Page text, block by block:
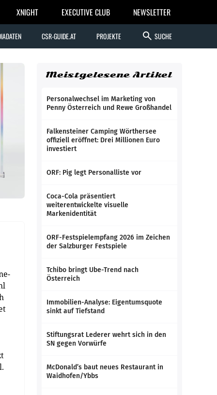
XNIGHT EXECUTIVE CLUB NEWSLETTER
CSR-GUIDE.AT PROJEKTE search SUCHE
Meistgelesene Artikel
Personalwechsel im Marketing von
Penny Österreich und Rewe Großhandel
Falkensteiner Camping Wörthersee
offiziell eröffnet: Drei Millionen Euro
investiert
ORF: Pig legt Personalliste vor
Coca-Cola präsentiert
weiterentwickelte visuelle
Markenidentität
ORF-Festspielempfang 2026 im Zeichen
der Salzburger Festspiele
Tchibo bringt Ube-Trend nach
Österreich
Immobilien-Analyse: Eigentumsquote
sinkt auf Tiefstand
Stiftungsrat Lederer wehrt sich in den
SN gegen Vorwürfe
McDonald’s baut neues Restaurant in
Waidhofen/Ybbs